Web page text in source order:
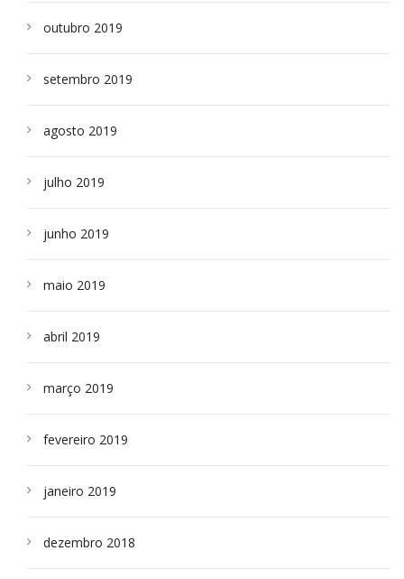
outubro 2019
setembro 2019
agosto 2019
julho 2019
junho 2019
maio 2019
abril 2019
março 2019
fevereiro 2019
janeiro 2019
dezembro 2018